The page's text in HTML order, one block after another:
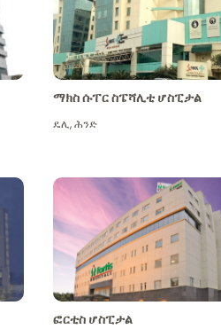
ማክስ ሱፐር ስፔሻሊቲ ሆስፒታል
ዴሊ,ሕንድ
ፎርቲስ ሆስፒታል